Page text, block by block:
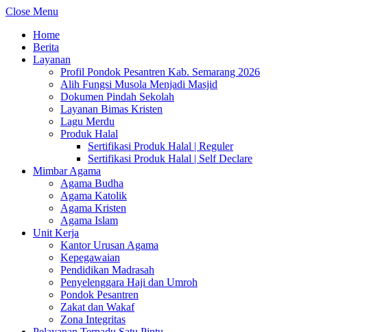
Close Menu
Home
Berita
Layanan
Profil Pondok Pesantren Kab. Semarang 2026
Alih Fungsi Musola Menjadi Masjid
Dokumen Pindah Sekolah
Layanan Bimas Kristen
Lagu Merdu
Produk Halal
Sertifikasi Produk Halal | Reguler
Sertifikasi Produk Halal | Self Declare
Mimbar Agama
Agama Budha
Agama Katolik
Agama Kristen
Agama Islam
Unit Kerja
Kantor Urusan Agama
Kepegawaian
Pendidikan Madrasah
Penyelenggara Haji dan Umroh
Pondok Pesantren
Zakat dan Wakaf
Zona Integritas